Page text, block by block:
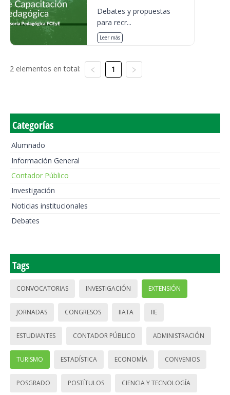
Debates y propuestas
para recr...
Leer más
2 elementos en total: 1
Categorías
Alumnado
Información General
Contador Público
Investigación
Noticias institucionales
Debates
Tags
CONVOCATORIAS INVESTIGACIÓN EXTENSIÓN
JORNADAS CONGRESOS IIATA IIE
ESTUDIANTES CONTADOR PÚBLICO ADMINISTRACIÓN
TURISMO ESTADÍSTICA ECONOMÍA CONVENIOS
POSGRADO POSTÍTULOS CIENCIA Y TECNOLOGÍA